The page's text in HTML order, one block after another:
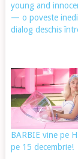
young and
— o poveste
dialog deschis
BARBIE vine pe
pe 15 decembrie!